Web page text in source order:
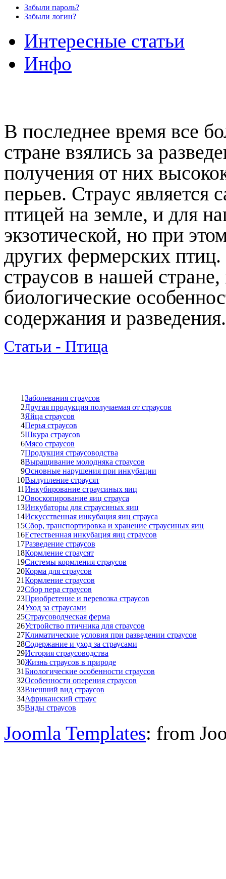
Забыли пароль?
Забыли логин?
Интересные статьи
Инфо
В последнее время все
стране взялись за
получения от них
перьев. Страус
птицей на земле, и для
экзотической, но при
других фермерских
страусов в нашей
биологические
содержания и разведения.
Статьи - Птица
1Заболевания страусов
2Другая продукция получаемая от страусов
3Яйца страусов
4Перья страусов
5Шкура страусов
6Мясо страусов
7Продукция страусоводства
8Выращивание молодняка страусов
9Основные нарушения при инкубации
10Вылупление страусят
11Инкубирование страусиных яиц
12Овоскопирование яиц страуса
13Инкубаторы для страусиных яиц
14Искусственная инкубация яиц страуса
15Сбор, транспортировка и хранение страусиных яиц
16Естественная инкубация яиц страусов
17Разведение страусов
18Кормление страусят
19Системы кормления страусов
20Корма для страусов
21Кормление страусов
22Сбор пера страусов
23Приобретение и перевозка страусов
24Уход за страусами
25Страусоводческая ферма
26Устройство птичника для страусов
27Климатические условия при разведении страусов
28Содержание и уход за страусами
29История страусоводства
30Жизнь страусов в природе
31Биологические особенности страусов
32Особенности оперения страусов
33Внешний вид страусов
34Африканский страус
35Виды страусов
Joomla Templates: from